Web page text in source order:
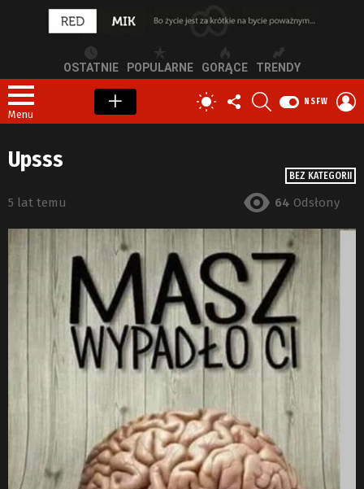
OSTATNIE POPULARNE GORĄCE TRENDY
Menu
PRZEŁĄCZ
SKÓRKĘ
OBSERWUJ
NAS
NSFW
BEZ KATEGORII
Upsss
5 lat temu 64 Odsłony